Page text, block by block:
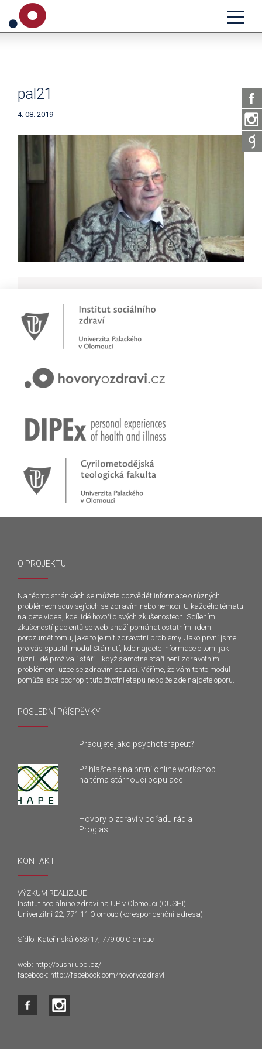
pal21
4. 08. 2019
Novinky
Přihlašte se na první online workshop na téma stárnoucí
Zkušenosti rodičů dětí s epilepsií
Začínáme nové téma! Sluchová vada u dětí
O PROJEKTU
Na těchto stránkách se můžete dozvědět informace o různých
problémech souvisejících se zdravím nebo nemocí. U každého tématu
najdete videa, kde lidé hovoří o svých zkušenostech. Sdílením
zkušeností pacientů se web snaží pomáhat ostatním lidem
porozumět tomu, jaké to je mít zdravotní problémy. Jako první jsme
pro vás spustili modul Stárnutí, kde najdete informace o tom, jak
různí lidé prožívají stáří. I když samotné stáří není zdravotním
problémem, úzce se zdravím souvisí. Věříme, že vám tento modul
pomůže lépe pochopit tuto životní etapu nebo že zde najdete oporu.
POSLEDNÍ PŘÍSPĚVKY
Pracujete jako psychoterapeut?
Přihlašte se na první online workshop
na téma stárnoucí populace
Hovory o zdraví v pořadu rádia
Proglas!
KONTAKT
VÝZKUM REALIZUJE
Institut sociálního zdraví na UP v Olomouci (OUSHI)
Univerzitní 22, 771 11 Olomouc (korespondenční adresa)
Sídlo: Kateřinská 653/17, 779 00 Olomouc
web: http://oushi.upol.cz/
facebook: http://facebook.com/hovoryozdravi